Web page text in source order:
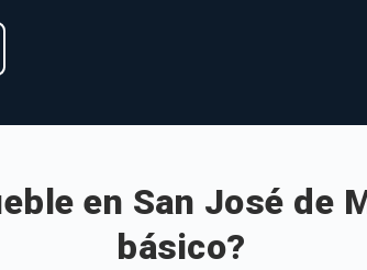
en San José de
básico?